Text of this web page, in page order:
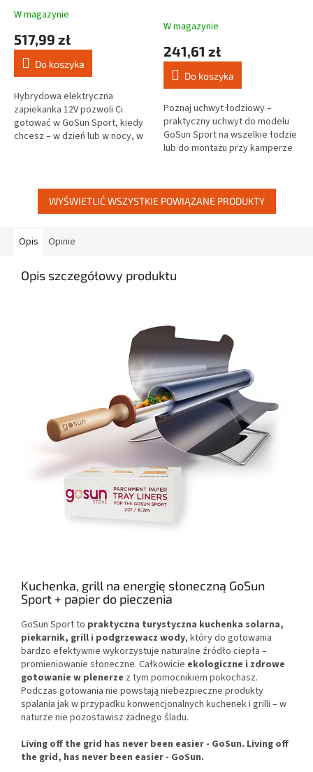
akcesorium
Średnia
produktu
wynosi
5,0
5
gwiazdek.
W magazynie
517,99 zł
Do koszyka
Hybrydowa elektryczna
zapiekanka 12V pozwoli Ci
gotować w GoSun Sport, kiedy
chcesz – w dzień lub w nocy, w
W magazynie
241,61 zł
Do koszyka
Poznaj uchwyt łodziowy –
praktyczny uchwyt do modelu
GoSun Sport na wszelkie łodzie
lub do montażu przy kamperze
WYŚWIETLIĆ WSZYSTKIE POWIĄZANE PRODUKTY
Opis Opinie
Opis szczegółowy produktu
Kuchenka, grill na energię słoneczną GoSun
Sport + papier do pieczenia
GoSun Sport to praktyczna turystyczna kuchenka solarna,
piekarnik, grill i podgrzewacz wody, który do gotowania
bardzo efektywnie wykorzystuje naturalne źródło ciepła –
promieniowanie słoneczne. Całkowicie ekologiczne i zdrowe
gotowanie w plenerze z tym pomocnikiem pokochasz.
Podczas gotowania nie powstają niebezpieczne produkty
spalania jak w przypadku konwencjonalnych kuchenek i grilli – w
naturze nie pozostawisz żadnego śladu.
Living off the grid has never been easier - GoSun. Living off
the grid, has never been easier - GoSun.